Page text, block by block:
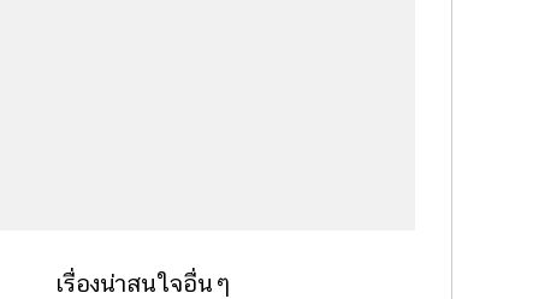
เรื่องน่าสนใจอื่นๆ